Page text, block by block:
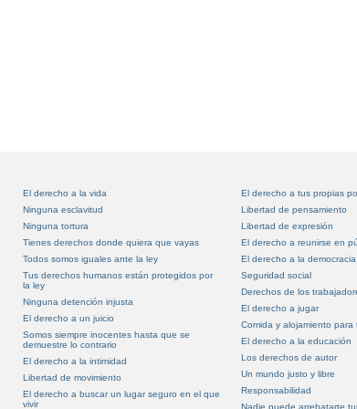
El derecho a la vida
Ninguna esclavitud
Ninguna tortura
Tienes derechos donde quiera que vayas
Todos somos iguales ante la ley
Tus derechos humanos están protegidos por
la ley
Ninguna detención injusta
El derecho a un juicio
Somos siempre inocentes hasta que se
demuestre lo contrario
El derecho a la intimidad
Libertad de movimiento
El derecho a buscar un lugar seguro en el que
vivir
El derecho a tus propias
Libertad de pensamiento
Libertad de expresión
El derecho a reunirse en
El derecho a la democracia
Seguridad social
Derechos de los
El derecho a jugar
Comida y alojamiento para
El derecho a la educación
Los derechos de autor
Un mundo justo y libre
Responsabilidad
Nadie puede arrebatarte